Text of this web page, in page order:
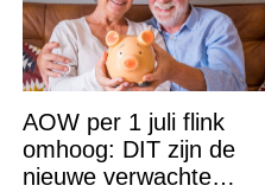
AOW per 1 juli flink
omhoog: DIT zijn de
nieuwe verwachte